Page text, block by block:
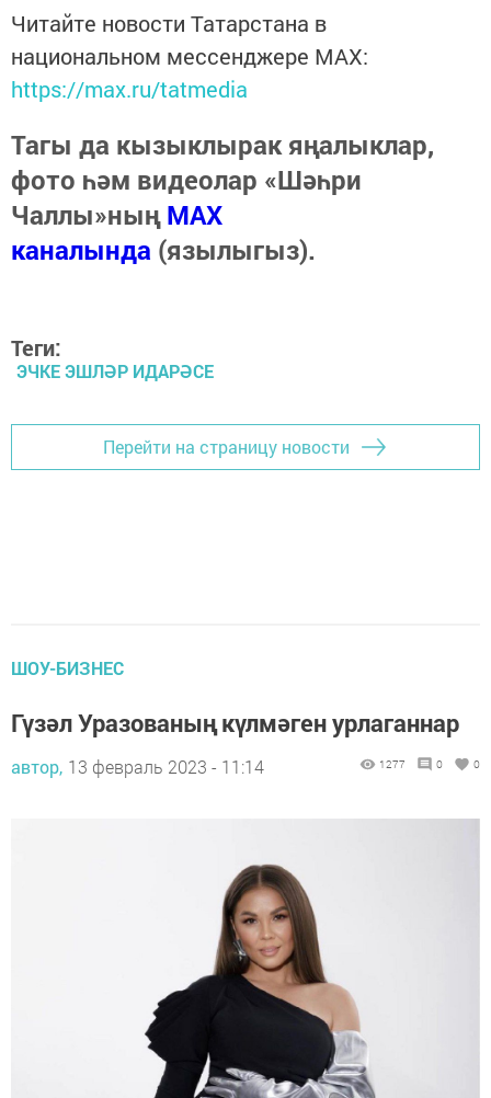
Читайте новости Татарстана в
национальном мессенджере MАХ:
https://max.ru/tatmedia
Тагы да кызыклырак яңалыклар,
фото һәм видеолар «Шәһри
Чаллы»ныңMAX
каналында (язылыгыз).
Теги:
ЭЧКЕ ЭШЛӘР ИДАРӘСЕ
Перейти на страницу новости
ШОУ-БИЗНЕС
Гүзәл Уразованың күлмәген урлаганнар
автор, 13 февраль 2023 - 11:14 1277 0 0